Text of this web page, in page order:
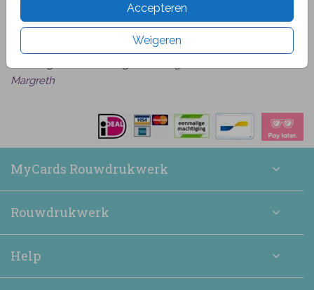
Accepteren
Weigeren
Bekijk alle beoordelingen
Het was heel makkelijk om een kaart naar wens uit te
zoeken en daarna te bewerken. De bestelling is snel
Margreth
MyCards Rouwdrukwerk
Rouwdrukwerk
Help